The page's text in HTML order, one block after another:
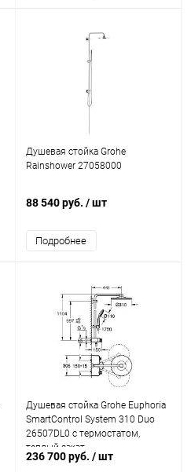
Душевая стойка Grohe
Rainshower 27058000
88 540 руб. / шт
Подробнее
Душевая стойка Grohe Euphoria
SmartControl System 310 Duo
26507DL0 с термостатом,
теплый закат
236 700 руб. / шт